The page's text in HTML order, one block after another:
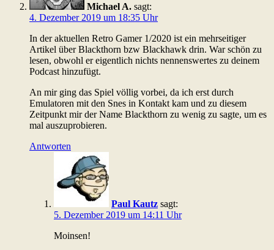
Michael A. sagt:
4. Dezember 2019 um 18:35 Uhr
In der aktuellen Retro Gamer 1/2020 ist ein mehrseitiger
Artikel über Blackthorn bzw Blackhawk drin. War schön zu
lesen, obwohl er eigentlich nichts nennenswertes zu deinem
Podcast hinzufügt.
An mir ging das Spiel völlig vorbei, da ich erst durch
Emulatoren mit den Snes in Kontakt kam und zu diesem
Zeitpunkt mir der Name Blackthorn zu wenig zu sagte, um es
mal auszuprobieren.
Antworten
Paul Kautz sagt:
5. Dezember 2019 um 14:11 Uhr
Moinsen!